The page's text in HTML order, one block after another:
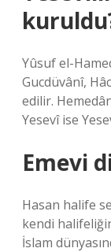
Yûsuf el-
Gucdüvânî,
edilir.
Yesevî ise
Emevi
Hasan halife
kendi
İslam